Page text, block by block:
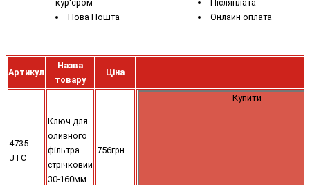
кур'єром
Нова Пошта
Післяплата
Онлайн оплата
Артикул
Назва
товару
Ціна
4735
JTC
Ключ для
оливного
фільтра
стрічковий
30-160мм
756грн.
Купити